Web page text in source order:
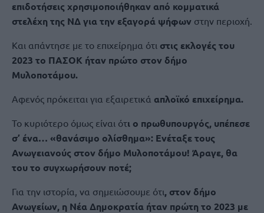
επιδοτήσεις χρησιμοποιήθηκαν από κομματικά
στελέχη της ΝΔ για την εξαγορά ψήφων στην περιοχή.
Και απάντησε με το επιχείρημα ότι στις εκλογές του
2023 το ΠΑΣΟΚ ήταν πρώτο στον δήμο
Μυλοποτάμου.
Αφενός πρόκειται για εξαιρετικά απλοϊκό επιχείρημα.
Το κυριότερο όμως είναι ότι ο πρωθυπουργός, υπέπεσε
σ’ ένα… «θανάσιμο ολίσθημα»: Ενέταξε τους
Ανωγειανούς στον δήμο Μυλοποτάμου! Άραγε, θα
του το συγχωρήσουν ποτέ;
Για την ιστορία, να σημειώσουμε ότι, στον δήμο
Ανωγείων, η Νέα Δημοκρατία ήταν πρώτη το 2023 με